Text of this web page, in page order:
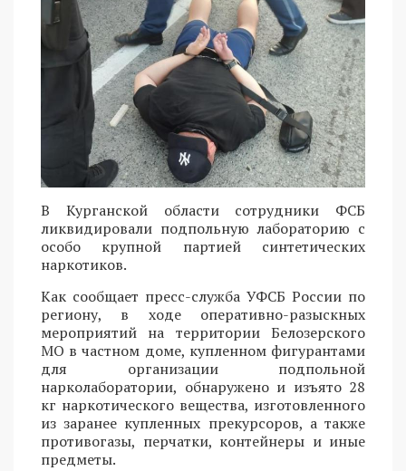
В Курганской области сотрудники ФСБ
ликвидировали подпольную лабораторию с
особо крупной партией синтетических
наркотиков.
Как сообщает пресс-служба УФСБ России по
региону, в ходе оперативно-разыскных
мероприятий на территории Белозерского
МО в частном доме, купленном фигурантами
для организации подпольной
нарколаборатории, обнаружено и изъято 28
кг наркотического вещества, изготовленного
из заранее купленных прекурсоров, а также
противогазы, перчатки, контейнеры и иные
предметы.